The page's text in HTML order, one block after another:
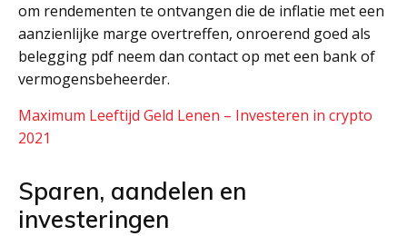
om rendementen te ontvangen die de inflatie met een
aanzienlijke marge overtreffen, onroerend goed als
belegging pdf neem dan contact op met een bank of
vermogensbeheerder.
Maximum Leeftijd Geld Lenen – Investeren in crypto
2021
Sparen, aandelen en
investeringen